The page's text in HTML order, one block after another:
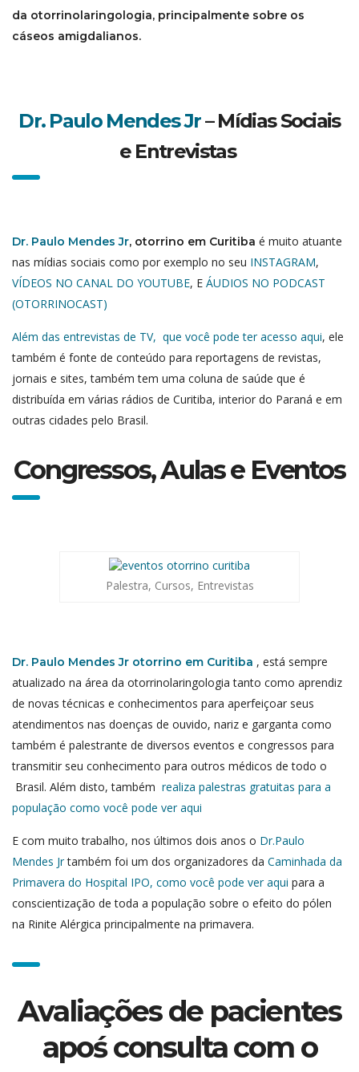
da otorrinolaringologia, principalmente sobre os
cáseos amigdalianos.
Dr. Paulo Mendes Jr– Mídias Sociais
e Entrevistas
Dr. Paulo Mendes Jr, otorrino em Curitiba é muito atuante
nas mídias sociais como por exemplo no seu INSTAGRAM,
VÍDEOS NO CANAL DO YOUTUBE, E ÁUDIOS NO PODCAST
(OTORRINOCAST)
Além das entrevistas de TV, que você pode ter acesso aqui, ele
também é fonte de conteúdo para reportagens de revistas,
jornais e sites, também tem uma coluna de saúde que é
distribuída em várias rádios de Curitiba, interior do Paraná e em
outras cidades pelo Brasil.
Congressos, Aulas e Eventos
Palestra, Cursos, Entrevistas
Dr. Paulo Mendes Jr otorrino em Curitiba , está sempre
atualizado na área da otorrinolaringologia tanto como aprendiz
de novas técnicas e conhecimentos para aperfeiçoar seus
atendimentos nas doenças de ouvido, nariz e garganta como
também é palestrante de diversos eventos e congressos para
transmitir seu conhecimento para outros médicos de todo o
Brasil. Além disto, também realiza palestras gratuitas para a
população como você pode ver aqui
E com muito trabalho, nos últimos dois anos o Dr.Paulo
Mendes Jrtambém foi um dos organizadores da Caminhada da
Primavera do Hospital IPO, como você pode ver aqui para a
conscientização de toda a população sobre o efeito do pólen
na Rinite Alérgica principalmente na primavera.
Avaliações de pacientes
apoś consulta com o